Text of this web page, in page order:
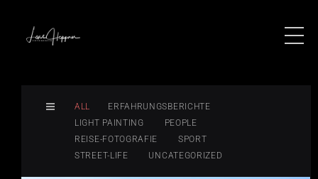
ALL
ERFAHRUNGSBERICHTE
LIGHT PAINTING
PEOPLE
REISE-FOTOGRAFIE
SPORT
STREET-LIFE
UNCATEGORIZED